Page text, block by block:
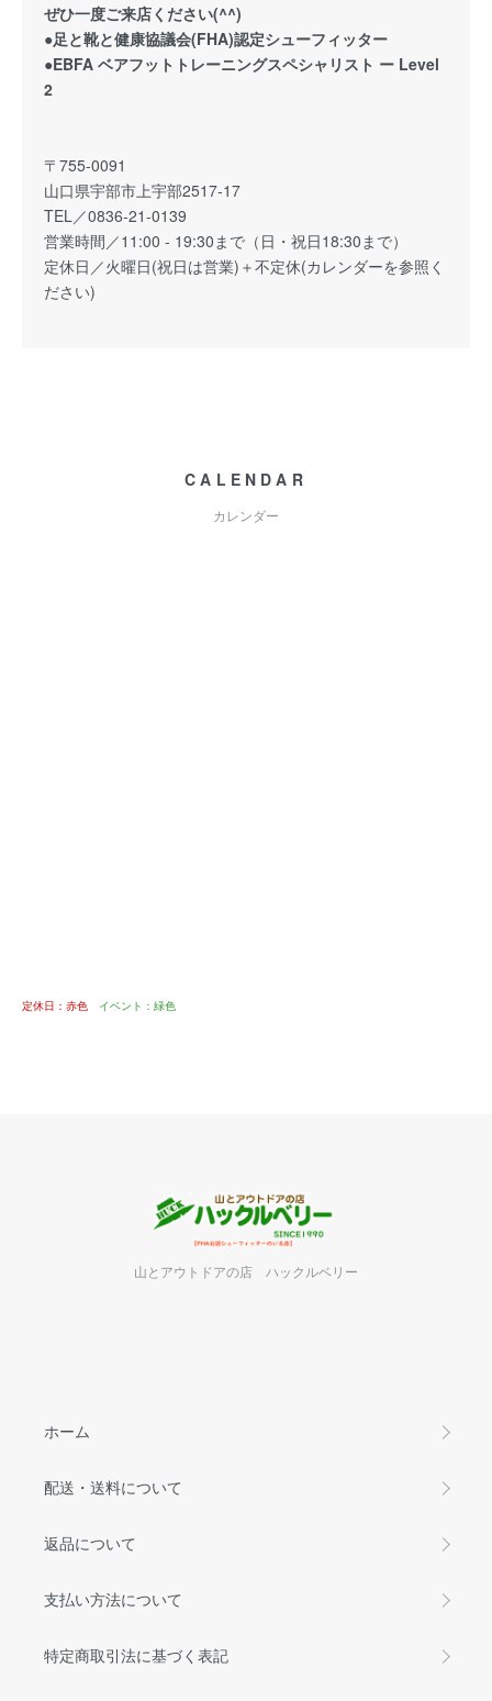
ぜひ一度ご来店ください(^^)
●足と靴と健康協議会(FHA)認定シューフィッター
●EBFA ベアフットトレーニングスペシャリスト ー Level
2
〒755-0091
山口県宇部市上宇部2517-17
TEL／0836-21-0139
営業時間／11:00 - 19:30まで（日・祝日18:30まで）
定休日／火曜日(祝日は営業)＋不定休(カレンダーを参照く
ださい)
CALENDAR
カレンダー
定休日：赤色 イベント：緑色
山とアウトドアの店 ハックルベリー
ホーム
配送・送料について
返品について
支払い方法について
特定商取引法に基づく表記